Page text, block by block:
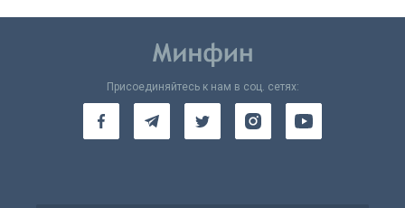
Присоединяйтесь к нам в соц. сетях: